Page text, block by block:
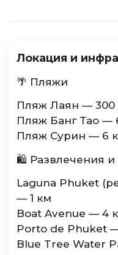
Локация и
🌴 Пляжи
Пляж Лаян — 300
Пляж Банг Тао —
Пляж Сурин — 6
🛍 Развлечения
Laguna Phuket
— 1 км
Boat Avenue — 4
Porto de Phuket
Blue Tree Water